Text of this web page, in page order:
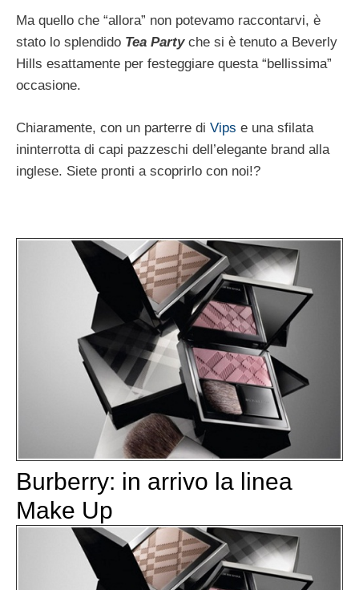
Ma quello che “allora” non potevamo raccontarvi, è
stato lo splendido Tea Partyche si è tenuto a Beverly
Hills esattamente per festeggiare questa “bellissima”
occasione.
Chiaramente, con un parterre di Vips e una sfilata
ininterrotta di capi pazzeschi dell’elegante brand alla
inglese. Siete pronti a scoprirlo con noi!?
Burberry: in arrivo la linea
Make Up